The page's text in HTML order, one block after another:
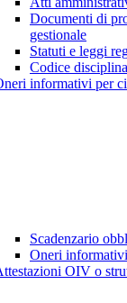
Documenti di
gestionale
Statuti e leggi
Codice
informativi per
Scadenzario
Oneri
OIV o